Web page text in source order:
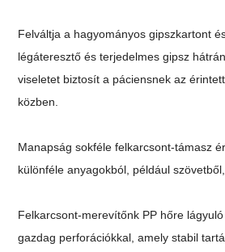
Felváltja a hagyományos gipszkartont
légáteresztő és terjedelmes gipsz
viseletet biztosít a páciensnek az
közben.
Manapság sokféle felkarcsont-támasz
különféle anyagokból, például
Felkarcsont-merevítőnk PP hőre
gazdag perforációkkal, amely stabil